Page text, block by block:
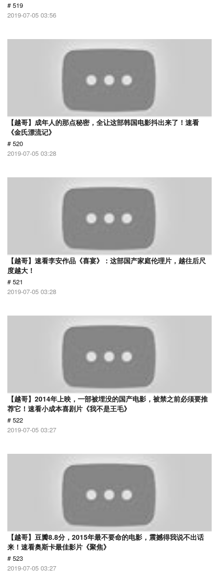
# 519
2019-07-05 03:56
【越哥】成年人的那点秘密，全让这部韩国电影抖出来了！速看
《金氏漂流记》
# 520
2019-07-05 03:28
【越哥】速看李安作品《喜宴》：这部国产家庭伦理片，越往后尺
度越大！
# 521
2019-07-05 03:28
【越哥】2014年上映，一部被埋没的国产电影，被禁之前必须要推
荐它！速看小成本喜剧片《我不是王毛》
# 522
2019-07-05 03:27
【越哥】豆瓣8.8分，2015年最不要命的电影，震撼得我说不出话
来！速看奥斯卡最佳影片《聚焦》
# 523
2019-07-05 03:27